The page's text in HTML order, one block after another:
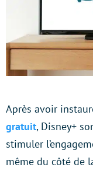
Après avoir
gratuit, Disney+
stimuler
même du côté de